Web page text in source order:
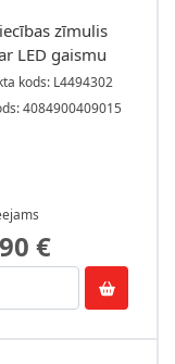
zīmulis
LED gaismu
kods: L4494302
4084900409015
€